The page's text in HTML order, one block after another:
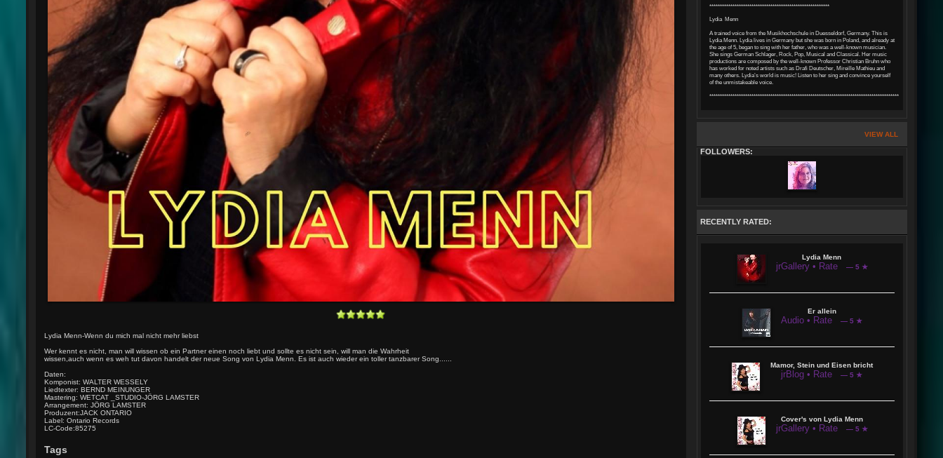
Lydia Menn-Wenn du mich mal nicht mehr liebst
Wer kennt es nicht, man will wissen ob ein Partner einen noch liebt und sollte es nicht sein, will man die Wahrheit
wissen,auch wenn es weh tut davon handelt der neue Song von Lydia Menn. Es ist auch wieder ein toller tanzbarer Song......
Daten:
Komponist: WALTER WESSELY
Liedtexter: BERND MEINUNGER
Mastering: WETCAT _STUDIO-JÖRG LAMSTER
Arrangement: JÖRG LAMSTER
Produzent:JACK ONTARIO
Label: Ontario Records
LC-Code:85275
Tags
*********************************************************
Lydia Menn
A trained voice from the Musikhochschule in Duesseldorf, Germany. This is
Lydia Menn. Lydia lives in Germany but she was born in Poland, and already at
the age of 5, began to sing with her father, who was a well-known musician.
She sings German Schlager, Rock, Pop, Musical and Classical. Her music
productions are composed by the well-known Professor Christian Bruhn who
has worked for noted artists such as Drafi Deutscher, Mireille Mathieu and
many others. Lydia’s world is music! Listen to her sing and convince yourself
of the unmistakeable voice.
****************************************************************************************************
VIEW ALL
FOLLOWERS:
RECENTLY RATED:
Lydia Menn
jrGallery • Rate — 5 ★
Er allein
Audio • Rate — 5 ★
Mamor, Stein und Eisen bricht
jrBlog • Rate — 5 ★
Cover's von Lydia Menn
jrGallery • Rate — 5 ★